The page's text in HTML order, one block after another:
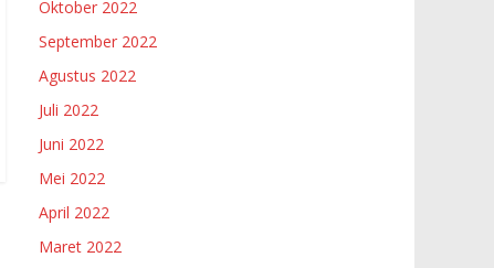
Oktober 2022
September 2022
Agustus 2022
Juli 2022
Juni 2022
Mei 2022
April 2022
Maret 2022